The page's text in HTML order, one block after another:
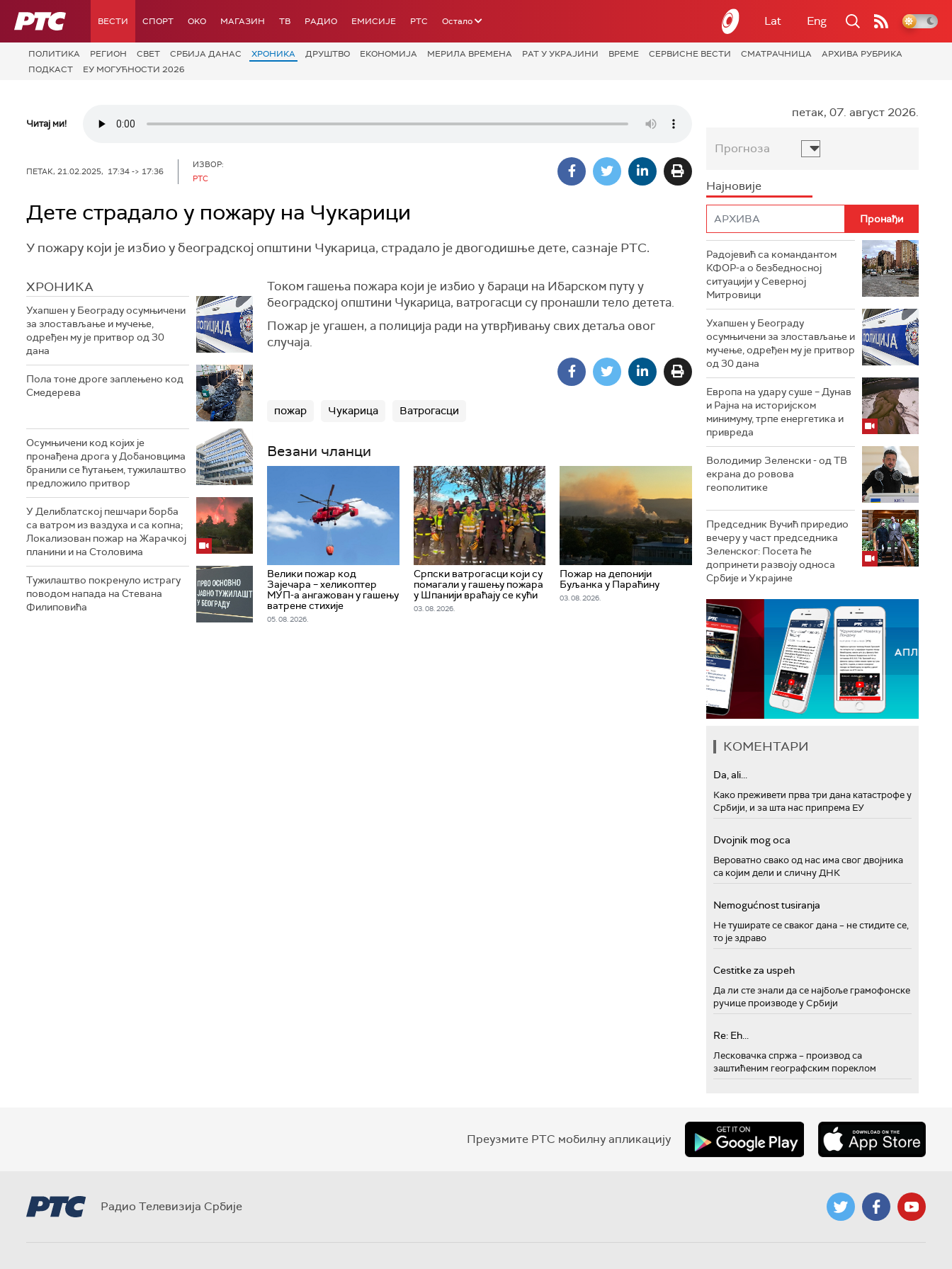
РТС ВЕСТИ СПОРТ OKO МАГАЗИН ТВ РАДИО ЕМИСИЈЕ РТС Остало Lat Eng
ПОЛИТИКА РЕГИОН СВЕТ СРБИЈА ДАНАС ХРОНИКА ДРУШТВО ЕКОНОМИЈА МЕРИЛА ВРЕМЕНА РАТ У УКРАЈИНИ ВРЕМЕ СЕРВИСНЕ ВЕСТИ СМАТРАЧНИЦА
АРХИВА РУБРИКА
ПОДКАСТ
ЕУ МОГУЋНОСТИ 2026
Читај ми!
ПЕТАК, 21.02.2025, 17:34 -> 17:36
ИЗВОР:
РТС
Дете страдало у пожару на Чукарици
У пожару који је избио у београдској општини Чукарица, страдало је двогодишње дете, сазнаје РТС.
ХРОНИКА
Ухапшен у Београду осумњичени
за злостављање и мучење,
одређен му је притвор од 30
дана
Пола тоне дроге заплењено код
Смедерева
Осумњичени код којих је
пронађена дрога у Добановцима
бранили се ћутањем, тужилаштво
предложило притвор
У Делиблатској пешчари борба
са ватром из ваздуха и са копна;
Локализован пожар на Жарачкој
планини и на Столовима
Тужилаштво покренуло истрагу
поводом напада на Стевана
Филиповића
Током гашења пожара који је избио у бараци на Ибарском путу у
београдској општини Чукарица, ватрогасци су пронашли тело детета.
Пожар је угашен, а полиција ради на утврђивању свих детаља овог
случаја.
пожар Чукарица Ватрогасци
Везани чланци
Велики пожар код
Зајечара – хеликоптер
МУП-а ангажован у гашењу
ватрене стихије
05. 08. 2026.
Српски ватрогасци који су
помагали у гашењу пожара
у Шпанији враћају се кући
03. 08. 2026.
Пожар на депонији
Буљанка у Параћину
03. 08. 2026.
петак, 07. август 2026.
Прогноза
Најновије
Радојевић са командантом
КФОР-а о безбедносној
ситуацији у Северној
Митровици
Ухапшен у Београду
осумњичени за злостављање и
мучење, одређен му је притвор
од 30 дана
Европа на удару суше – Дунав
и Рајна на историјском
минимуму, трпе енергетика и
привреда
Володимир Зеленски - од ТВ
екрана до ровова
геополитике
Председник Вучић приредио
вечеру у част председника
Зеленског: Посета ће
допринети развоју односа
Србије и Украјине
КОМЕНТАРИ
Da, ali...
Како преживети прва три дана катастрофе у
Србији, и за шта нас припрема ЕУ
Dvojnik mog oca
Вероватно свако од нас има свог двојника
са којим дели и сличну ДНК
Nemogućnost tusiranja
Не туширате се сваког дана – не стидите се,
то је здраво
Cestitke za uspeh
Да ли сте знали да се најбоље грамофонске
ручице производе у Србији
Re: Eh...
Лесковачка спржа – производ са
заштићеним географским пореклом
Преузмите РТС мобилну апликацију
Радио Телевизија Србије